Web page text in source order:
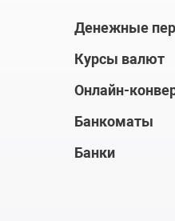
Денежные
Курсы валют
Онлайн-
Банкоматы
Банки